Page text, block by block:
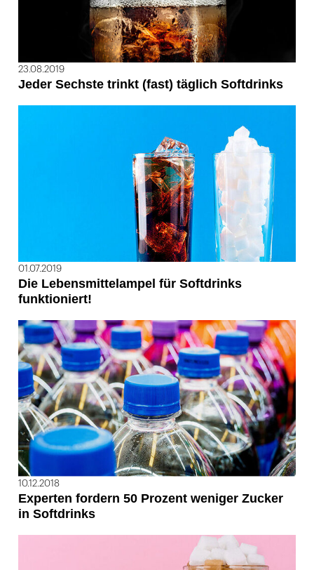
23.08.2019
Jeder Sechste trinkt (fast) täglich Softdrinks
01.07.2019
Die Lebensmittelampel für Softdrinks
funktioniert!
10.12.2018
Experten fordern 50 Prozent weniger Zucker
in Softdrinks